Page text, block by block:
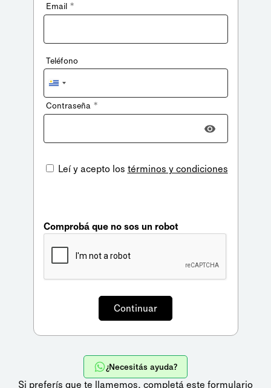
Email *
Teléfono
Uruguay
+598
Contraseña *
Leí y acepto los términos y condiciones
Comprobá que no sos un robot
¿Necesitás ayuda?
Si preferís que te llamemos, completá este formulario